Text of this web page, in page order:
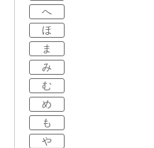
へ
ほ
ま
み
む
め
も
や